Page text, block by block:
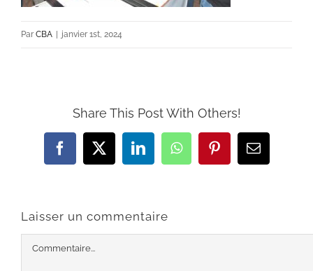
Par CBA | janvier 1st, 2024
Share This Post With Others!
Facebook
X LinkedInWhatsAppPinterestEmail
Laisser un commentaire
Commentaire